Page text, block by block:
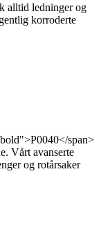
alltid ledninger og
korroderte
span>
Vårt avanserte
og rotårsaker